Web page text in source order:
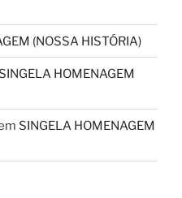
(NOSSA HISTÓRIA)
SINGELA HOMENAGEM
SINGELA HOMENAGEM